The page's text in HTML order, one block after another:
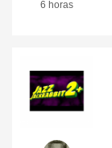
6 horas